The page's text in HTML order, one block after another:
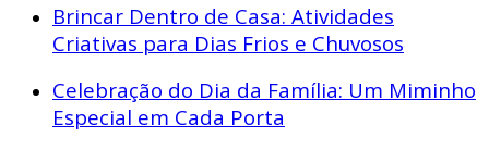
Brincar Dentro de Casa: Atividades
Criativas para Dias Frios e Chuvosos
Celebração do Dia da Família: Um Miminho
Especial em Cada Porta